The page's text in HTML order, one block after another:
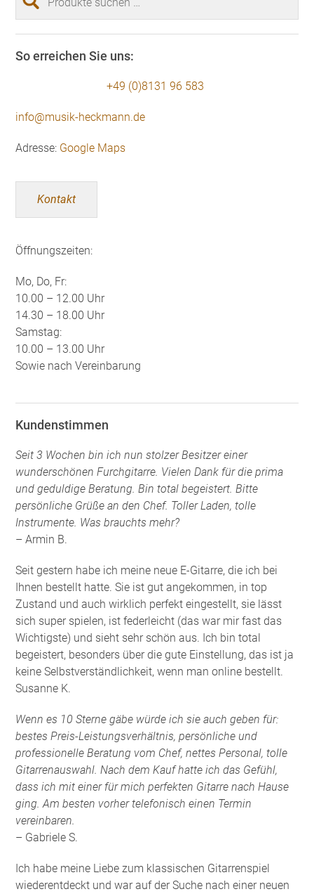
nach:
So erreichen Sie uns:
+49 (0)8131 96 583
info@musik-heckmann.de
Adresse: Google Maps
Kontakt
Öffnungszeiten:
Mo, Do, Fr:
10.00 – 12.00 Uhr
14.30 – 18.00 Uhr
Samstag:
10.00 – 13.00 Uhr
Sowie nach Vereinbarung
Kundenstimmen
Seit 3 Wochen bin ich nun stolzer Besitzer einer
wunderschönen Furchgitarre. Vielen Dank für die prima
und geduldige Beratung. Bin total begeistert. Bitte
persönliche Grüße an den Chef. Toller Laden, tolle
Instrumente. Was brauchts mehr?
– Armin B.
Seit gestern habe ich meine neue E-Gitarre, die ich bei
Ihnen bestellt hatte. Sie ist gut angekommen, in top
Zustand und auch wirklich perfekt eingestellt, sie lässt
sich super spielen, ist federleicht (das war mir fast das
Wichtigste) und sieht sehr schön aus. Ich bin total
begeistert, besonders über die gute Einstellung, das ist ja
keine Selbstverständlichkeit, wenn man online bestellt.
Susanne K.
Wenn es 10 Sterne gäbe würde ich sie auch geben für:
bestes Preis-Leistungsverhältnis, persönliche und
professionelle Beratung vom Chef, nettes Personal, tolle
Gitarrenauswahl. Nach dem Kauf hatte ich das Gefühl,
dass ich mit einer für mich perfekten Gitarre nach Hause
ging. Am besten vorher telefonisch einen Termin
vereinbaren.
– Gabriele S.
Ich habe meine Liebe zum klassischen Gitarrenspiel
wiederentdeckt und war auf der Suche nach einer neuen